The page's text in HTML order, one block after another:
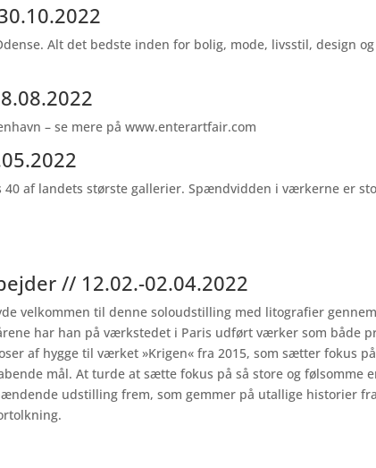
Alt det bedste inden for bolig, mode, livsstil, design
– se mere påwww.enterartfair.com
40 af landets største gallerier. Spændvidden i værkerne er
// 12.02.-02.04.2022
velkommen til denne soloudstilling med litografier
har han på værkstedet i Paris udført værker som både
af hygge til værket »Krigen« fra 2015, som sætter fokus
mål. At turde at sætte fokus på så store og
udstilling frem, som gemmer på utallige historier